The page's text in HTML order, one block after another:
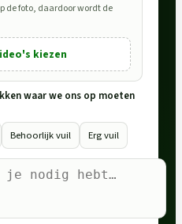
de foto, daardoor wordt de
kiezen
waar we ons op moeten
Behoorlijk vuil Erg vuil